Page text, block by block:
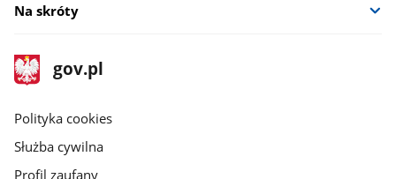
Na skróty
stopka
gov.pl
Strona
gov.pl
gov.pl
Polityka cookies
Służba cywilna
Profil zaufany